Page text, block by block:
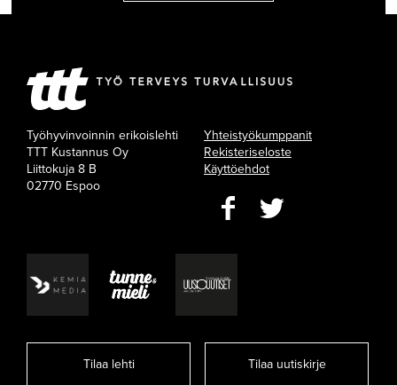
Työhyvinvoinnin erikoislehti
TTT Kustannus Oy
Liittokuja 8 B
02770 Espoo
Yhteistyökumppanit
Rekisteriseloste
Käyttöehdot
Tilaa lehti Tilaa uutiskirje